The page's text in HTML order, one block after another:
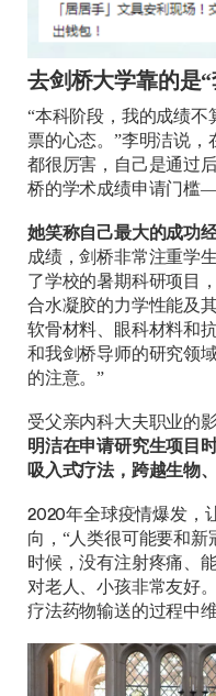
去剑桥大学靠的是“
“本科阶段，我的成绩
票的心态。”李明洁说
都很厉害，自己是通过
桥的学术成绩申请门槛
她笑称自己最大的成功
成绩，剑桥非常注重学
了学校的暑期科研项目
合水凝胶的力学性能及
软骨材料、眼科材料和
和我剑桥导师的研究领
的注意。”
受父亲内科大夫职业的
明洁在申请研究生项目
吸入式疗法，跨越生物
2020年全球疫情爆发，
向，“人类很可能要和
时候，没有注射疼痛、
对老人、小孩非常友好
疗法药物输送的过程中